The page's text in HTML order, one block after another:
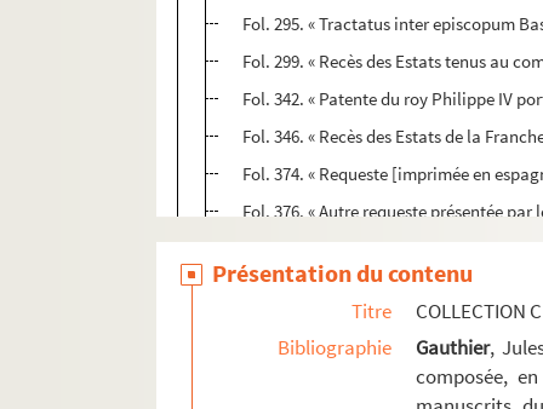
Fol. 295. « Tractatus inter episcopum
Fol. 299. « Recès des Estats tenus au
Fol. 342. « Patente du roy Philippe IV
Fol. 346. « Recès des Estats de la
Fol. 374. « Requeste [imprimée en
Fol. 376. « Autre requeste présentée
I. « Table des pièces différentes
1. « Recès des Estats de la Franche-
43. « Recès des Estats... en l'an 1625 »
83. « Recès des Estats de l'an 1629 »
139. « Instructions envoyées de la
Présentation du contenu
Titre
COLLECTION
Bibliographie
Gauthier,
composée,